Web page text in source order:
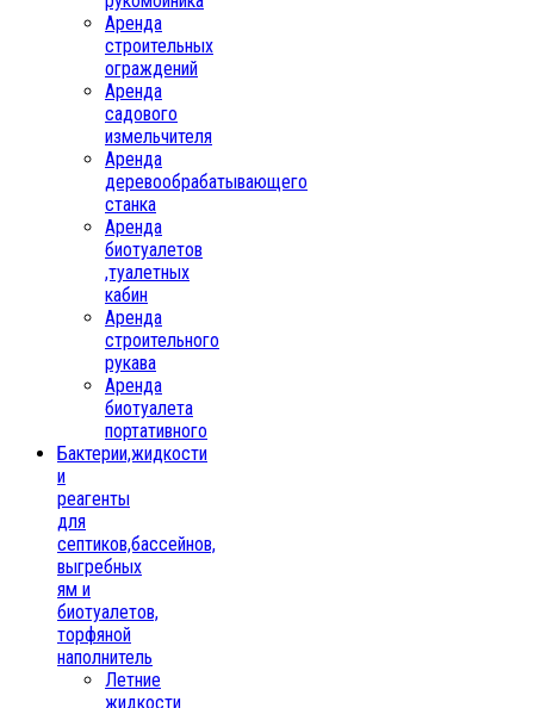
Аренда
строительных
ограждений
Аренда
садового
измельчителя
Аренда
деревообрабатывающего
станка
Аренда
биотуалетов
,туалетных
кабин
Аренда
строительного
рукава
Аренда
биотуалета
портативного
Бактерии,жидкости
и
реагенты
для
септиков,бассейнов,
выгребных
ям и
биотуалетов,
торфяной
наполнитель
Летние
жидкости